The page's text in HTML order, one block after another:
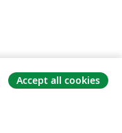
Accept all cookies